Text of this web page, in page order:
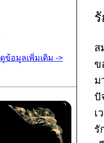
ดูข้อมูลเพิ่มเติม ->
ส
ข
ม
ปั
เ
รั